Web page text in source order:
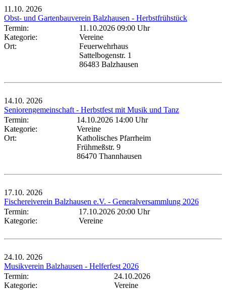
11.10. 2026
Obst- und Gartenbauverein Balzhausen - Herbstfrühstück
Termin:
11.10.2026 09:00 Uhr
Kategorie:
Vereine
Ort:
Feuerwehrhaus
Sattelbogenstr. 1
86483 Balzhausen
14.10. 2026
Seniorengemeinschaft - Herbstfest mit Musik und Tanz
Termin:
14.10.2026 14:00 Uhr
Kategorie:
Vereine
Ort:
Katholisches Pfarrheim
Frühmeßstr. 9
86470 Thannhausen
17.10. 2026
Fischereiverein Balzhausen e.V. - Generalversammlung 2026
Termin:
17.10.2026 20:00 Uhr
Kategorie:
Vereine
24.10. 2026
Musikverein Balzhausen - Helferfest 2026
Termin:
24.10.2026
Kategorie:
Vereine